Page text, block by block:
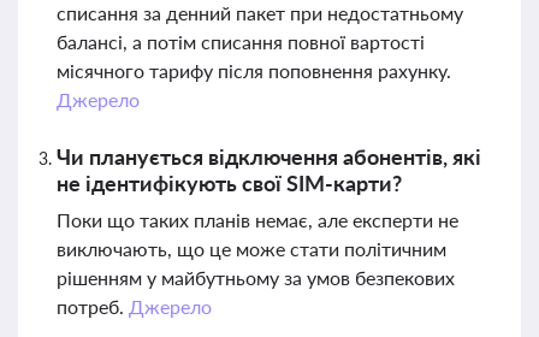
списання за денний пакет при недостатньому
балансі, а потім списання повної вартості
місячного тарифу після поповнення рахунку.
Джерело
Чи планується відключення абонентів, які
не ідентифікують свої SIM-карти?
Поки що таких планів немає, але експерти не
виключають, що це може стати політичним
рішенням у майбутньому за умов безпекових
потреб. Джерело